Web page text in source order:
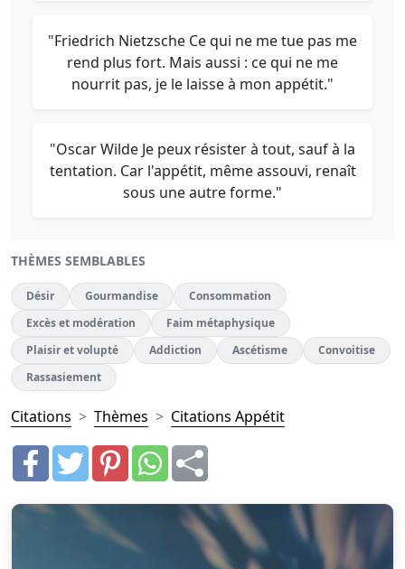
"Friedrich Nietzsche Ce qui ne me tue pas me
rend plus fort. Mais aussi : ce qui ne me
nourrit pas, je le laisse à mon appétit."
"Oscar Wilde Je peux résister à tout, sauf à la
tentation. Car l'appétit, même assouvi, renaît
sous une autre forme."
THÈMES SEMBLABLES
Désir Gourmandise
Consommation
Excès et modération
Faim métaphysique
Plaisir et volupté
Addiction Ascétisme
Convoitise
Rassasiement
Citations Thèmes Citations Appétit